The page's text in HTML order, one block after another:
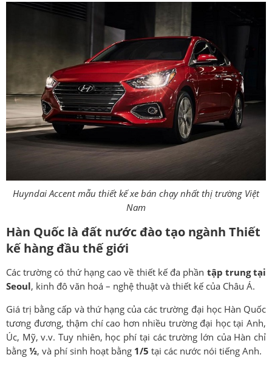
Huyndai Accent mẫu thiết kế xe bán chạy nhất thị trường Việt
Nam
Hàn Quốc là đất nước đào tạo ngành Thiết
kế hàng đầu thế giới
Các trường có thứ hạng cao về thiết kế đa phần tập trung tại
Seoul, kinh đô văn hoá – nghệ thuật và thiết kế của Châu Á.
Giá trị bằng cấp và thứ hạng của các trường đại học Hàn Quốc
tương đương, thậm chí cao hơn nhiều trường đại học tại Anh,
Úc, Mỹ, v.v. Tuy nhiên, học phí tại các trường lớn của Hàn chỉ
bằng ½, và phí sinh hoạt bằng 1/5 tại các nước nói tiếng Anh.